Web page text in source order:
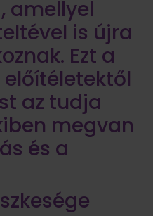
amellyel
is újra
Ezt a
az tudja
megvan
és a